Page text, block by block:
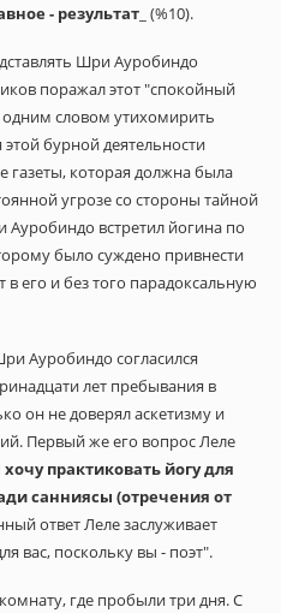
- результат _ (%10).
Шри Ауробиндо
поражал этот "спокойный
словом утихомирить
бурной деятельности
газеты, которая должна была
угрозе со стороны тайной
Ауробиндо встретил йогина по
было суждено привнести
его и без того парадоксальную
Ауробиндо согласился
лет пребывания в
он не доверял аскетизму и
Первый же его вопрос Леле
хочу практиковать йогу для
санниясы (отречения от
ответ Леле заслуживает
вас, поскольку вы - поэт".
где пробыли три дня. С